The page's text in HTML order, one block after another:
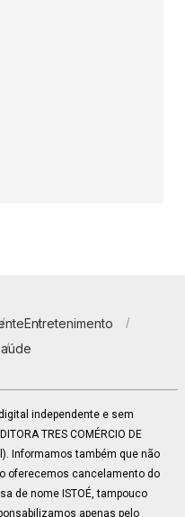
Entretenimento
digital independente e sem
TRES COMÉRCIO DE
Informamos também que não
oferecemos cancelamento do
de nome ISTOÉ, tampouco
apenas pelo